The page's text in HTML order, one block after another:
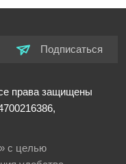
Подписаться
права защищены
с целью